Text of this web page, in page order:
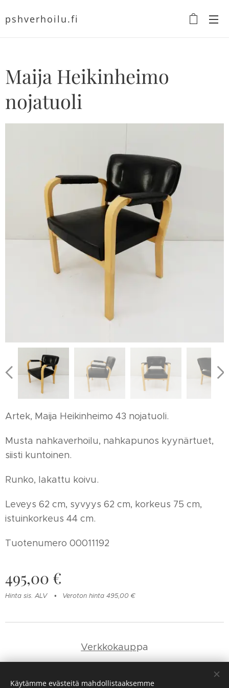
pshverhoilu.fi
Maija Heikinheimo
nojatuoli
Artek, Maija Heikinheimo 43 nojatuoli.
Musta nahkaverhoilu, nahkapunos kyynärtuet,
siisti kuntoinen.
Runko, lakattu koivu.
Leveys 62 cm, syvyys 62 cm, korkeus 75 cm,
istuinkorkeus 44 cm.
Tuotenumero 00011192
495,00 €
Hinta sis. ALV Veroton hinta 495,00 €
Verkkokauppa
Yhteystiedot
Käytämme evästeitä mahdollistaaksemme